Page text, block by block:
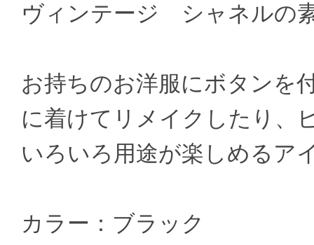
ヴィンテージ シャネルの
お持ちのお洋服にボタンを
に着けてリメイクしたり、
いろいろ用途が楽しめるア
カラー：ブラック